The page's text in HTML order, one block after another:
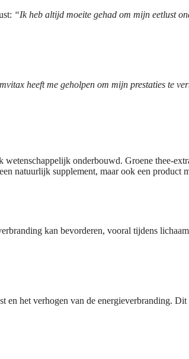
“Ik heb altijd moeite gehad om mijn eetlust
heeft me geholpen om mijn prestaties te
onderbouwd. Groene thee-
natuurlijk supplement, maar ook een product
kan bevorderen, vooral tijdens
en het verhogen van de energieverbranding.